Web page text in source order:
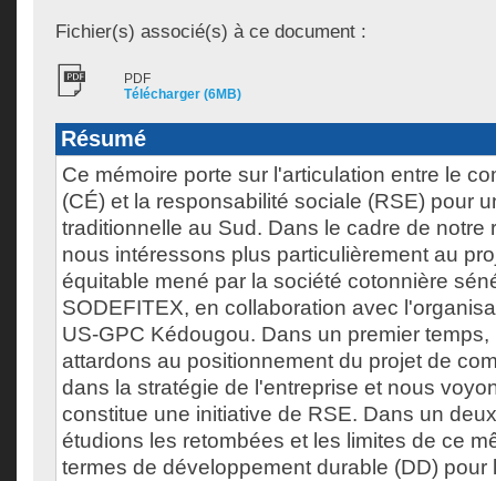
Fichier(s) associé(s) à ce document :
PDF
Télécharger (6MB)
Résumé
Ce mémoire porte sur l'articulation entre le
(CÉ) et la responsabilité sociale (RSE) pour
traditionnelle au Sud. Dans le cadre de notre
nous intéressons plus particulièrement au
équitable mené par la société cotonnière
SODEFITEX, en collaboration avec
US-GPC Kédougou. Dans un premier
attardons au positionnement du projet de
dans la stratégie de l'entreprise et nous
constitue une initiative de RSE. Dans un
étudions les retombées et les limites de ce
termes de développement durable (DD) pour